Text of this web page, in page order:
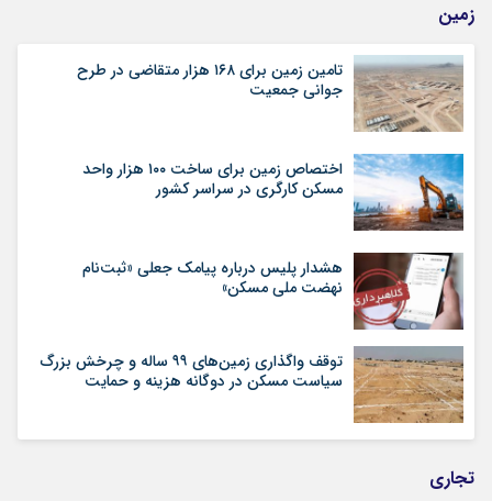
زمین
تامین زمین برای ۱۶۸ هزار متقاضی در طرح
جوانی جمعیت
اختصاص زمین برای ساخت ۱۰۰ هزار واحد
مسکن کارگری در سراسر کشور
هشدار پلیس درباره پیامک جعلی «ثبت‌نام
نهضت ملی مسکن»
توقف واگذاری زمین‌های ۹۹ ساله و چرخش بزرگ
سیاست مسکن در دوگانه هزینه و حمایت
تجاری